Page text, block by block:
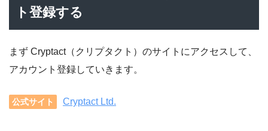
ト登録する
まず Cryptact（クリプタクト）のサイトにアクセスして、
アカウント登録していきます。
公式サイト Cryptact Ltd.